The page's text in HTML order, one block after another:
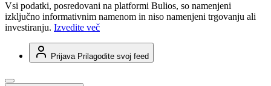
Vsi podatki, posredovani na platformi Bulios, so namenjeni
izključno informativnim namenom in niso namenjeni trgovanju ali
investiranju. Izvedite več
Prijava Prilagodite svoj feed